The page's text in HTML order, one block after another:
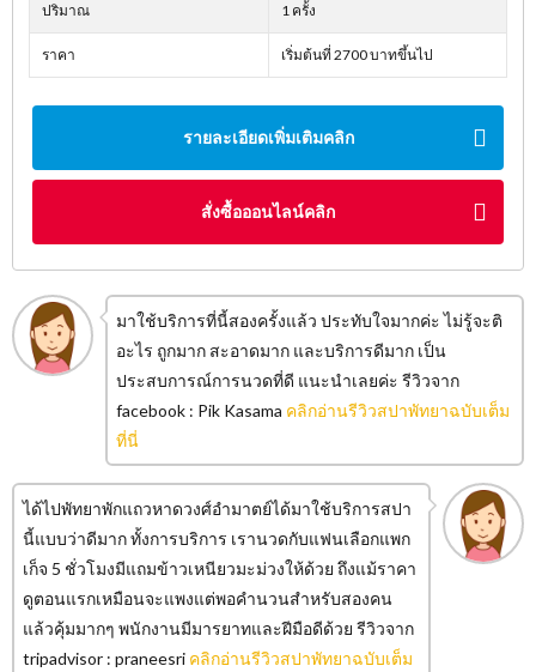
ปริมาณ 1 ครั้ง
ราคา เริ่มต้นที่ 2700 บาทขึ้นไป
รายละเอียดเพิ่มเติมคลิก
สั่งซื้อออนไลน์คลิก
มาใช้บริการที่นี้สองครั้งแล้ว ประทับใจมากค่ะ ไม่รู้จะติ
อะไร ถูกมาก สะอาดมาก และบริการดีมาก เป็น
ประสบการณ์การนวดที่ดี แนะนำเลยค่ะ รีวิวจาก
facebook : Pik Kasama คลิกอ่านรีวิวสปาพัทยาฉบับเต็ม
ที่นี่
ได้ไปพัทยาพักแถวหาดวงศ์อำมาตย์ได้มาใช้บริการสปา
นี้แบบว่าดีมาก ทั้งการบริการ เรานวดกับแฟนเลือกแพก
เก็จ 5 ชั่วโมงมีแถมข้าวเหนียวมะม่วงให้ด้วย ถึงแม้ราคา
ดูตอนแรกเหมือนจะแพงแต่พอคำนวนสำหรับสองคน
แล้วคุ้มมากๆ พนักงานมีมารยาทและฝีมือดีด้วย รีวิวจาก
tripadvisor : praneesri คลิกอ่านรีวิวสปาพัทยาฉบับเต็ม